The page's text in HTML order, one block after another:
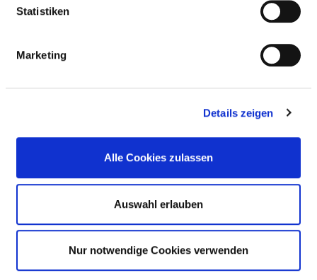
Statistiken
Marketing
Details zeigen
Alle Cookies zulassen
Auswahl erlauben
Nur notwendige Cookies verwenden
Weitere Standorte
Anzahl der Fachabteilungen: 6
Fallzahl der stationsäquivalenten
psychiatrischen Behandlung (StäB): 152